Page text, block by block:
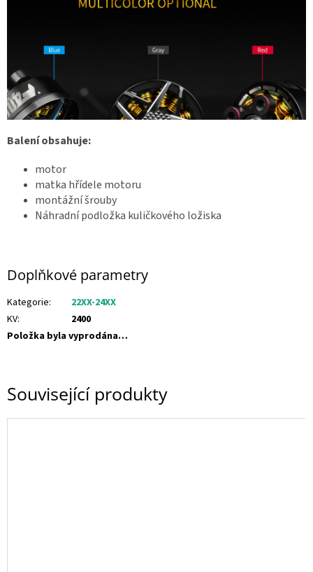
Související produkty
Balení obsahuje:
motor
matka hřídele motoru
montážní šrouby
Náhradní podložka kuličkového ložiska
Doplňkové parametry
Kategorie:
22XX-24XX
KV:
2400
Položka byla vyprodána…